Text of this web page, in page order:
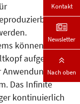
können Proben
aufgewärmt
Anwendungen
Das Infinite
kontinuierlich
Kontakt
Newsletter
Nach oben